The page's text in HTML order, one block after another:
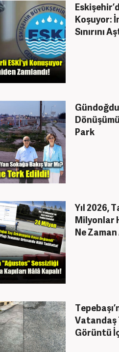
Koşuyor:
Sınırını
Park
Yıl 2026,
Milyonlar
Ne
Vatandaş
Görüntü